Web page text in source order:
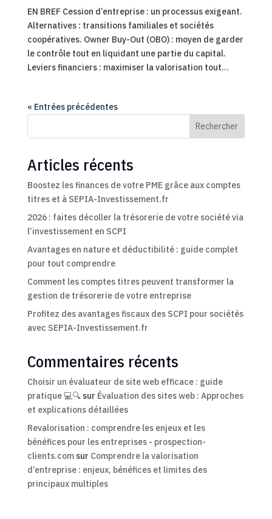
EN BREF Cession d’entreprise : un processus exigeant.
Alternatives : transitions familiales et sociétés
coopératives. Owner Buy-Out (OBO) : moyen de garder
le contrôle tout en liquidant une partie du capital.
Leviers financiers : maximiser la valorisation tout...
« Entrées précédentes
Rechercher
Articles récents
Boostez les finances de votre PME grâce aux comptes
titres et à SEPIA-Investissement.fr
2026 : faites décoller la trésorerie de votre société via
l’investissement en SCPI
Avantages en nature et déductibilité : guide complet
pour tout comprendre
Comment les comptes titres peuvent transformer la
gestion de trésorerie de votre entreprise
Profitez des avantages fiscaux des SCPI pour sociétés
avec SEPIA-Investissement.fr
Commentaires récents
Choisir un évaluateur de site web efficace : guide
pratique 💻🔍 sur Évaluation des sites web : Approches
et explications détaillées
Revalorisation : comprendre les enjeux et les
bénéfices pour les entreprises - prospection-
clients.comsur Comprendre la valorisation
d’entreprise : enjeux, bénéfices et limites des
principaux multiples